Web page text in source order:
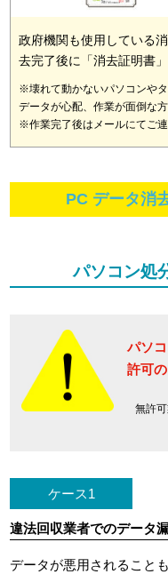
政府機関も使用している
去完了後に「消去証明書
※壊れて動かないパソコンや
データが心配、作業が面倒な
※作業完了後はメールにてご
PC データ消
パソコン処
パソ
許可
無許
ケース1
違法回収業者でのデータ
データが悪用されること